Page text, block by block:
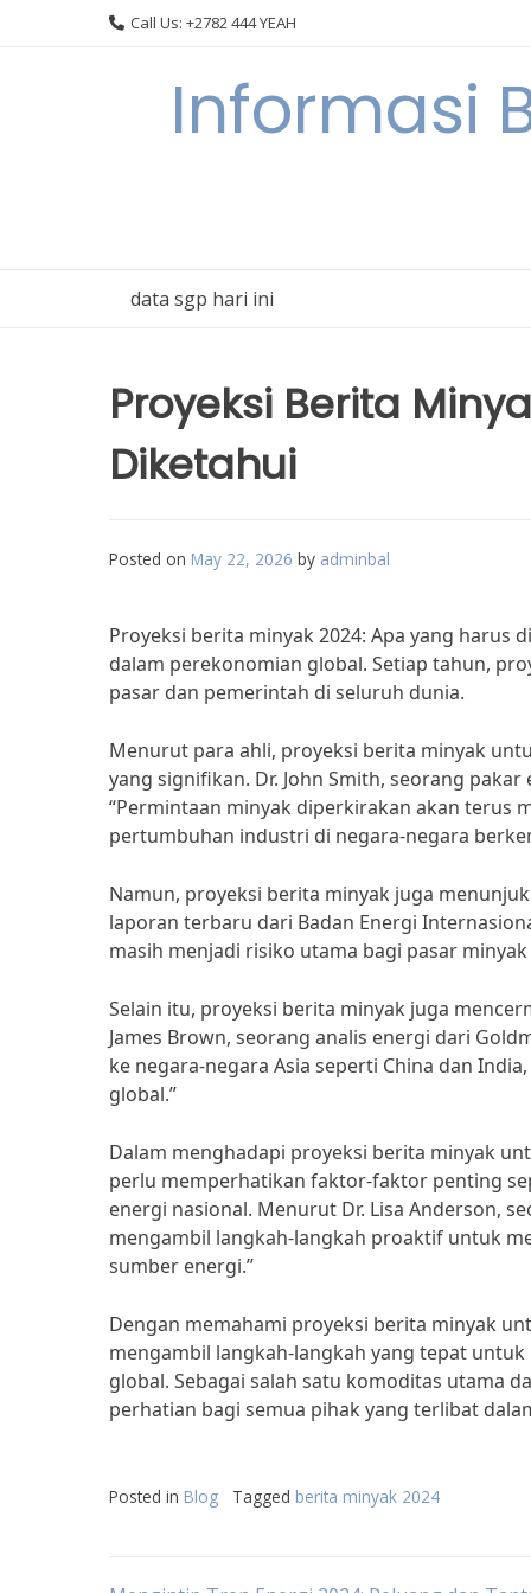
Call Us: +2782 444 YEAH
Informasi
data sgp hari ini
Proyeksi Berita
Diketahui
Posted on May 22, 2026 by adminbal
Proyeksi berita minyak 2024: Apa yang harus
dalam perekonomian global. Setiap tahun,
pasar dan pemerintah di seluruh dunia.
Menurut para ahli, proyeksi berita minyak
yang signifikan. Dr. John Smith, seorang
“Permintaan minyak diperkirakan akan terus
pertumbuhan industri di negara-negara
Namun, proyeksi berita minyak juga
laporan terbaru dari Badan Energi
masih menjadi risiko utama bagi pasar minyak
Selain itu, proyeksi berita minyak juga
James Brown, seorang analis energi dari
ke negara-negara Asia seperti China dan
global.”
Dalam menghadapi proyeksi berita minyak
perlu memperhatikan faktor-faktor penting
energi nasional. Menurut Dr. Lisa Anderson,
mengambil langkah-langkah proaktif untuk
sumber energi.”
Dengan memahami proyeksi berita minyak
mengambil langkah-langkah yang tepat
global. Sebagai salah satu komoditas utama
perhatian bagi semua pihak yang terlibat
Posted in Blog Tagged berita minyak 2024